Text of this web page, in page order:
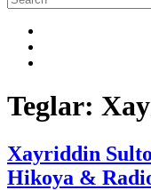
Teglar:
Xayriddin
Hikoya &